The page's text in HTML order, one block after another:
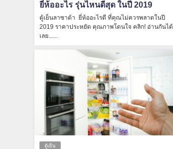
ยี่ห้ออะไร รุ่นไหนดีสุด ในปี 2019
ตู้เย็นลาซาด้า ยี่ห้ออะไรดี ที่คุณไม่ควรพลาดในปี
2019 ราคาประหยัด คุณภาพโดนใจ คลิก! อ่านกันได้
เลย......
ตู้เย็น